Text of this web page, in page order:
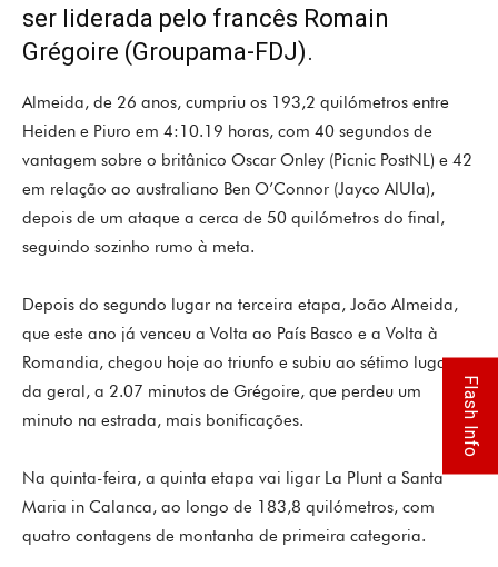
ser liderada pelo francês Romain
Grégoire (Groupama-FDJ).
Almeida, de 26 anos, cumpriu os 193,2 quilómetros entre
Heiden e Piuro em 4:10.19 horas, com 40 segundos de
vantagem sobre o britânico Oscar Onley (Picnic PostNL) e 42
em relação ao australiano Ben O’Connor (Jayco AlUla),
depois de um ataque a cerca de 50 quilómetros do final,
seguindo sozinho rumo à meta.
Depois do segundo lugar na terceira etapa, João Almeida,
que este ano já venceu a Volta ao País Basco e a Volta à
Romandia, chegou hoje ao triunfo e subiu ao sétimo lugar
da geral, a 2.07 minutos de Grégoire, que perdeu um
minuto na estrada, mais bonificações.
Na quinta-feira, a quinta etapa vai ligar La Plunt a Santa
Maria in Calanca, ao longo de 183,8 quilómetros, com
quatro contagens de montanha de primeira categoria.
Flash Info